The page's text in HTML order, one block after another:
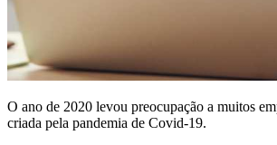
O ano de 2020 levou preocupação a muitos
criada pela pandemia de Covid-19.